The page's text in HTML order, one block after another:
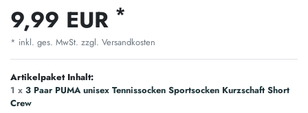
9,99 EUR *
* inkl. ges. MwSt. zzgl. Versandkosten
Artikelpaket Inhalt:
1 x 3 Paar PUMA unisex Tennissocken Sportsocken Kurzschaft Short
Crew